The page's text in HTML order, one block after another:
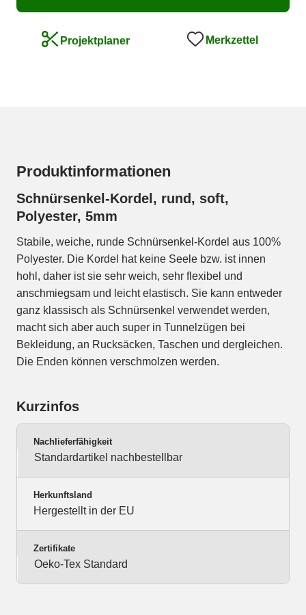
Projektplaner Merkzettel
Produktinformationen
Schnürsenkel-Kordel, rund, soft,
Polyester, 5mm
Stabile, weiche, runde Schnürsenkel-Kordel aus 100%
Polyester. Die Kordel hat keine Seele bzw. ist innen
hohl, daher ist sie sehr weich, sehr flexibel und
anschmiegsam und leicht elastisch. Sie kann entweder
ganz klassisch als Schnürsenkel verwendet werden,
macht sich aber auch super in Tunnelzügen bei
Bekleidung, an Rucksäcken, Taschen und dergleichen.
Die Enden können verschmolzen werden.
Kurzinfos
Nachlieferfähigkeit
Standardartikel nachbestellbar
Herkunftsland
Hergestellt in der EU
Zertifikate
Oeko-Tex Standard